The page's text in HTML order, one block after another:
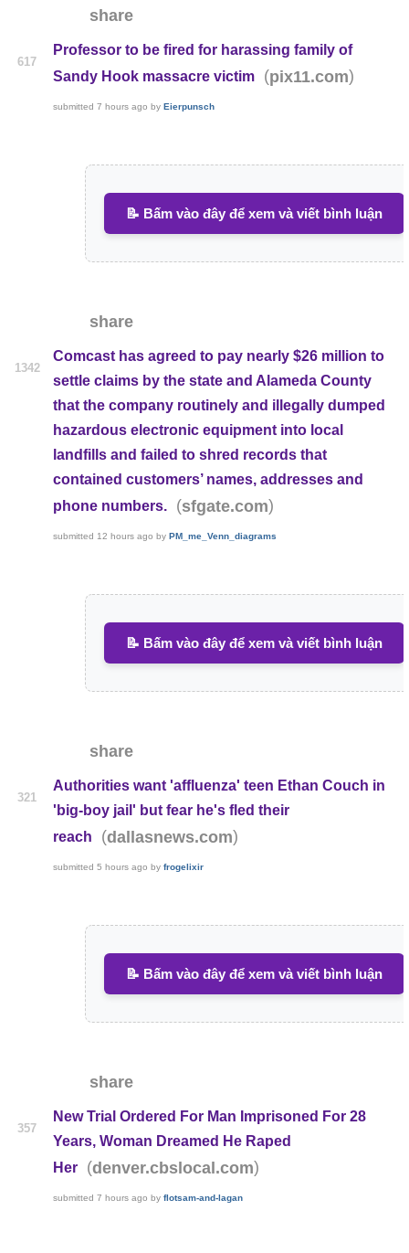
share
617
Professor to be fired for harassing family of
Sandy Hook massacre victim
(pix11.com)
submitted7 hours ago by Eierpunsch
📝 Bấm vào đây để xem và viết bình luận
share
1342
Comcast has agreed to pay nearly $26 million to
settle claims by the state and Alameda County
that the company routinely and illegally dumped
hazardous electronic equipment into local
landfills and failed to shred records that
contained customers’ names, addresses and
phone numbers.
(sfgate.com)
submitted 12 hours ago by PM_me_Venn_diagrams
📝 Bấm vào đây để xem và viết bình luận
share
321
Authorities want 'affluenza' teen Ethan Couch in
'big-boy jail' but fear he's fled their
reach
(dallasnews.com)
submitted5 hours ago byfrogelixir
📝 Bấm vào đây để xem và viết bình luận
share
357
New Trial Ordered For Man Imprisoned For 28
Years, Woman Dreamed He Raped
Her
(denver.cbslocal.com)
submitted7 hours ago byflotsam-and-lagan